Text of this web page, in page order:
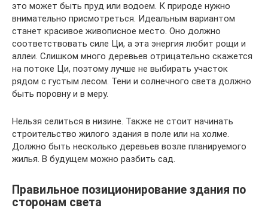
это может быть пруд или водоем. К природе нужно
внимательно присмотреться. Идеальным вариантом
станет красивое живописное место. Оно должно
соответствовать силе Ци, а эта энергия любит рощи и
аллеи. Слишком много деревьев отрицательно скажется
на потоке Ци, поэтому лучше не выбирать участок
рядом с густым лесом. Тени и солнечного света должно
быть поровну и в меру.
Нельзя селиться в низине. Также не стоит начинать
строительство жилого здания в поле или на холме.
Должно быть несколько деревьев возле планируемого
жилья. В будущем можно разбить сад.
Правильное позиционирование здания по
сторонам света